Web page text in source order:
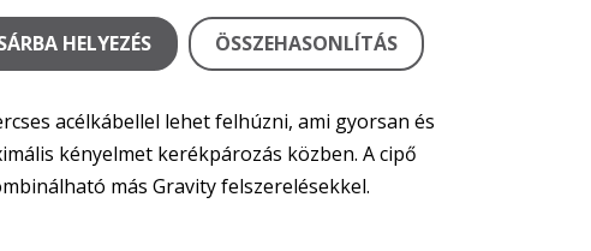
HELYEZÉS ÖSSZEHASONLÍTÁS
acélkábellel lehet felhúzni, ami gyorsan és
kényelmet kerékpározás közben. A cipő
más Gravity felszerelésekkel.